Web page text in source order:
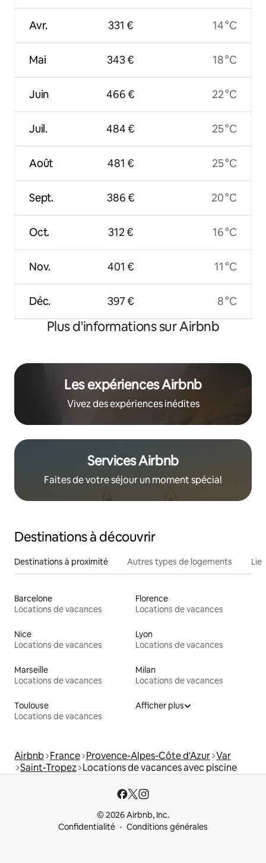
Avr.
Mai
Juin
Juil.
Août
Sept.
Oct.
Nov.
Déc.
331 €
343 €
466 €
484 €
481 €
386 €
312 €
401 €
397 €
14 °C
18 °C
22 °C
25 °C
25 °C
20 °C
16 °C
11 °C
8 °C
Plus d'informations sur Airbnb
Les expériences Airbnb
Vivez des expériences inédites
Services Airbnb
Faites de votre séjour un moment spécial
Destinations à découvrir
Destinations à proximité Autres types de logements
Barcelone
Locations de vacances
Florence
Locations de vacances
Nice
Locations de vacances
Lyon
Locations de vacances
Marseille
Locations de vacances
Milan
Locations de vacances
Toulouse
Locations de vacances
Afficher plus
Airbnb France Provence-Alpes-Côte d'Azur Var
Saint-Tropez Locations de vacances avec piscine
© 2026 Airbnb, Inc.
Confidentialité
Conditions générales